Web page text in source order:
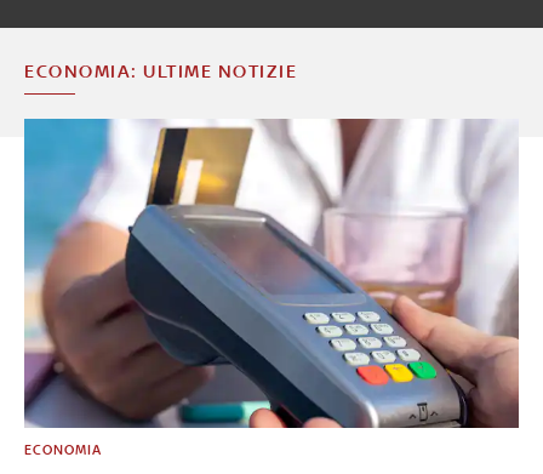
ECONOMIA: ULTIME NOTIZIE
ECONOMIA